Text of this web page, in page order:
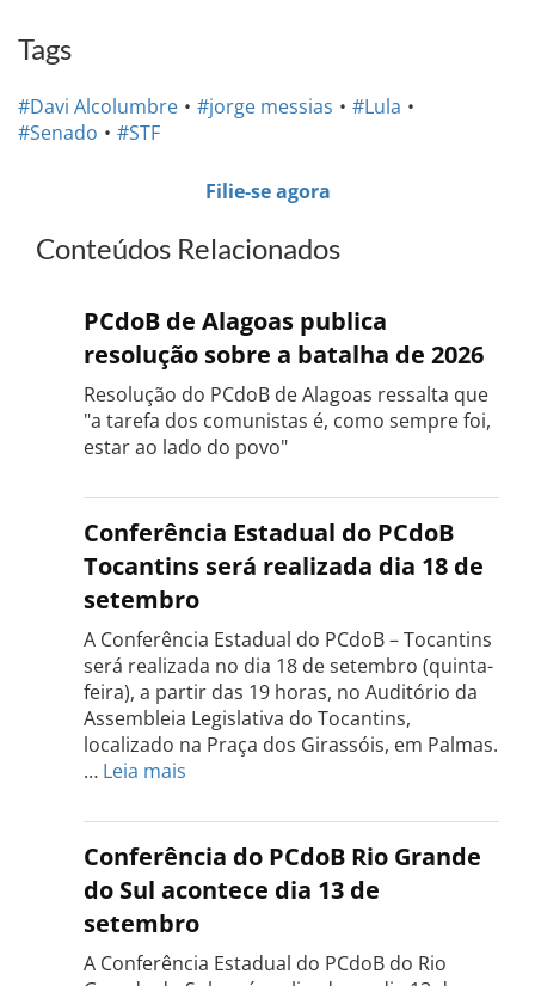
Tags
#Davi Alcolumbre #jorge messias
#Lula
#Senado
#STF
Filie-se agora
Conteúdos Relacionados
PCdoB de Alagoas publica
resolução sobre a batalha de 2026
Resolução do PCdoB de Alagoas ressalta que
"a tarefa dos comunistas é, como sempre foi,
estar ao lado do povo"
Conferência Estadual do PCdoB
Tocantins será realizada dia 18 de
setembro
A Conferência Estadual do PCdoB – Tocantins
será realizada no dia 18 de setembro (quinta-
feira), a partir das 19 horas, no Auditório da
Assembleia Legislativa do Tocantins,
localizado na Praça dos Girassóis, em Palmas.
… Leia mais
Estadual
do
PCdoB
Tocantins
será
realizada
dia
Conferência do PCdoB Rio Grande
do Sul acontece dia 13 de
setembro
A Conferência Estadual do PCdoB do Rio